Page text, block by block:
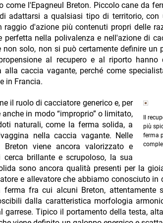
come l'Epagneul Breton. Piccolo cane da
adattarsi a qualsiasi tipo di territorio, con
d'azione più contenuti propri delle
nella polivalenza e nell'azione di
solo, non si può certamente definire un
al recupero e al riporto
caccia vagante, perché come
in Francia.
Il
più
ferma
il ruolo di cacciatore generico e, per
in modo “improprio” o limitato,
naturali, come la ferma solida, a
nella caccia vagante. Nelle
Breton viene ancora valorizzato e
brillante e scrupoloso, la sua
sono ancora qualità presenti per la
e allevatore che abbiamo conosciuto
fra cui alcuni Breton, attentamente
dalla caratteristica morfologia
Tipico il portamento della testa,